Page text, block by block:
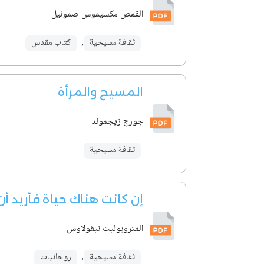
القمص مكسيموس صموئيل
ثقافة مسيحية , كتاب مقدس
المسيح والمرأة
جورج زيجموند
ثقافة مسيحية
إن كانت هناك حياة فأريد
المتروبوليت نيقولاوس
ثقافة مسيحية , روحانيات